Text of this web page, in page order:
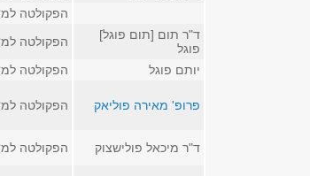
הפקולטה
ד"ר תום [תום פוגל]
פוגל
הפקולטה
יותם פוגל
הפקולטה
פרופ' מאירה פוליאק הפקולטה
ד"ר מיכאל פולישצוק הפקולטה